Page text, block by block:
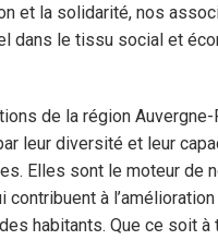
et la solidarité, nos
dans le tissu social et
de la région
leur diversité et leur
Elles sont le moteur de
contribuent à
habitants. Que ce soit à